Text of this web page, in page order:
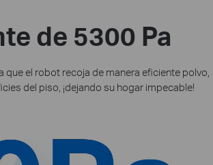
de 5300 Pa
el robot recoja de manera eficiente polvo,
del piso, ¡dejando su hogar impecable!